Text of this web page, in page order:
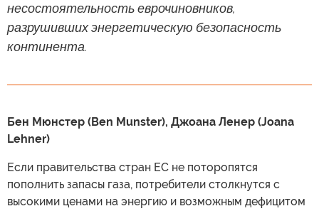
несостоятельность еврочиновников,
разрушивших энергетическую безопасность
континента.
Бен Мюнстер (Ben Munster), Джоана Ленер (Joana
Lehner)
Если правительства стран ЕС не поторопятся
пополнить запасы газа, потребители столкнутся с
высокими ценами на энергию и возможным дефицитом